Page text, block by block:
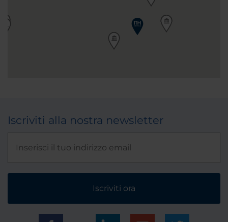
Iscriviti alla nostra newsletter
Iscriviti ora